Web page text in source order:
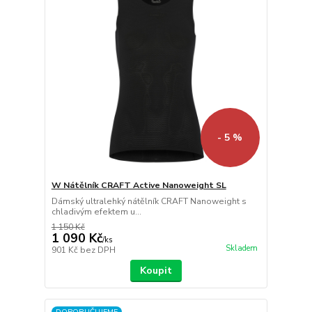
- 5 %
W Nátělník CRAFT Active Nanoweight SL
Dámský ultralehký nátělník CRAFT Nanoweight s
chladivým efektem u...
1 150 Kč
1 090 Kč/ks
901 Kč bez DPH Skladem
Koupit